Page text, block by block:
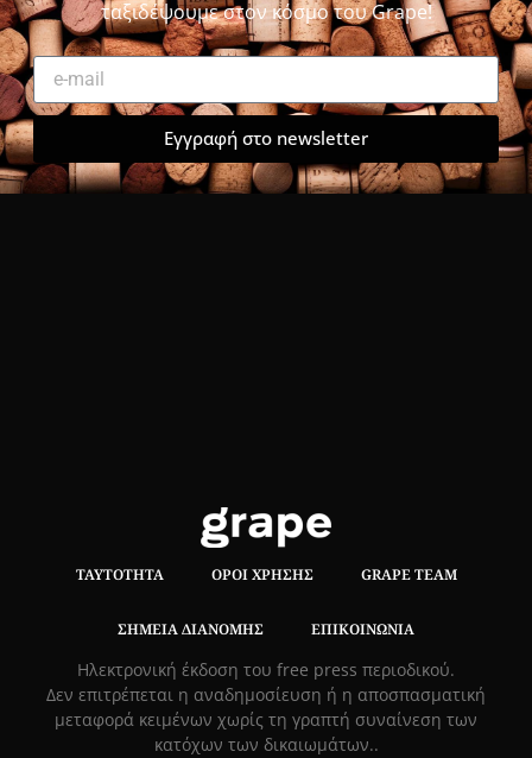
ταξιδέψουμε στον κόσμο του Grape!
Εγγραφή στο newsletter
ΤΑΥΤΌΤΗΤΑ ΌΡΟΙ ΧΡΉΣΗΣ GRAPE TEAM
ΣΗΜΕΊΑ ΔΙΑΝΟΜΉΣ ΕΠΙΚΟΙΝΩΝΊΑ
Hλεκτρονική έκδοση του free press περιοδικού.
Δεν επιτρέπεται η αναδημοσίευση ή η αποσπασματική
μεταφορά κειμένων χωρίς τη γραπτή συναίνεση των
κατόχων των δικαιωμάτων..